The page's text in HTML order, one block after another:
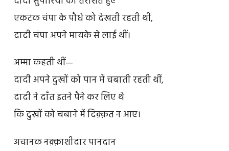
एकटक चंपा के पौधे को देखती रहती थीं,
दादी चंपा अपने मायके से लाई थीं।
अम्मा कहती थीं—
दादी अपने दुखों को पान में चबाती रहती थीं,
दादी ने दाँत इतने पैने कर लिए थे
कि दुखों को चबाने में दिक़्क़त न आए।
अचानक नक़्क़ाशीदार पानदान